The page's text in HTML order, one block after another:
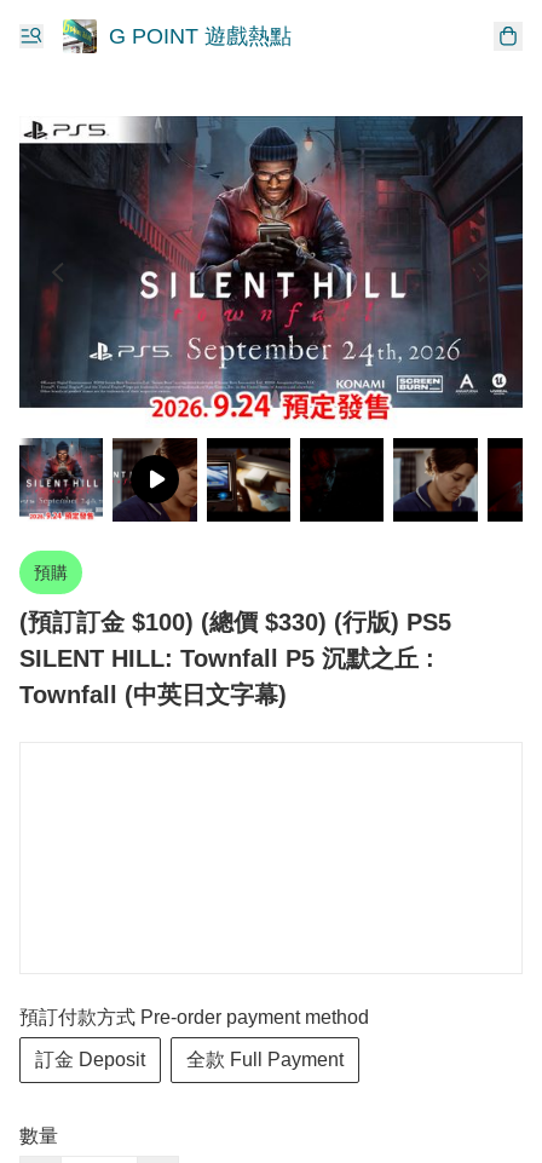
G POINT 遊戲熱點
預購
(預訂訂金 $100) (總價 $330) (行版) PS5
SILENT HILL: Townfall P5 沉默之丘 :
Townfall (中英日文字幕)
預訂付款方式 Pre-order payment method
訂金 Deposit 全款 Full Payment
數量